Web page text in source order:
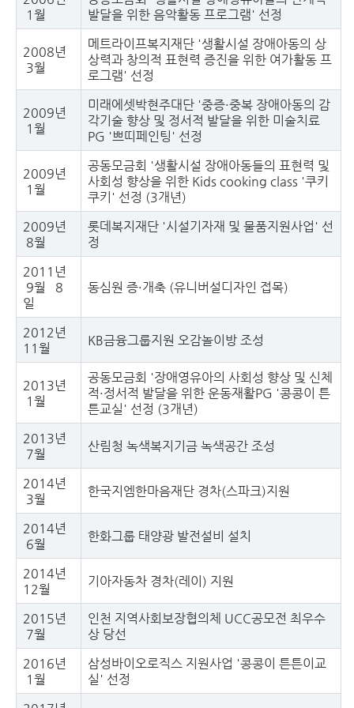
1월
발달을 위한 음악활동 프로그램' 선정
2008년
3월
메트라이프복지재단 '생활시설 장애아동의 상
상력과 창의적 표현력 증진을 위한 여가활동 프
로그램' 선정
2009년
1월
미래에셋박현주대단 '중증·중복 장애아동의 감
각기술 향상 및 정서적 발달을 위한 미술치료
PG '쁘띠페인팅' 선정
2009년
1월
공동모금회 '생활시설 장애아동들의 표현력 및
사회성 향상을 위한 Kids cooking class '쿠키
쿠키' 선정 (3개년)
2009년
8월
롯데복지재단 '시설기자재 및 물품지원사업' 선
정
2011년
9월 8
일
동심원 증·개축 (유니버설디자인 접목)
2012년
11월
KB금융그룹지원 오감놀이방 조성
2013년
1월
공동모금회 '장애영유아의 사회성 향상 및 신체
적·정서적 발달을 위한 운동재활PG '콩콩이 튼
튼교실' 선정 (3개년)
2013년
7월
산림청 녹색복지기금 녹색공간 조성
2014년
3월
한국지엠한마음재단 경차(스파크)지원
2014년
6월
한화그룹 태양광 발전설비 설치
2014년
12월
기아자동차 경차(레이) 지원
2015년
7월
인천 지역사회보장협의체 UCC공모전 최우수
상 당선
2016년
1월
삼성바이오로직스 지원사업 '콩콩이 튼튼이교
실' 선정